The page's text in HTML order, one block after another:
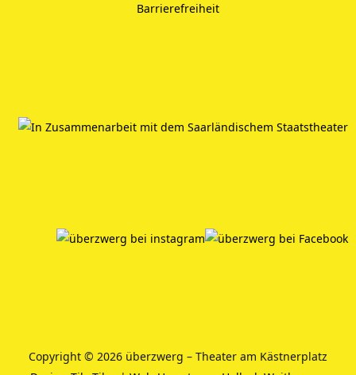
Barrierefreiheit
Copyright © 2026 überzwerg – Theater am Kästnerplatz